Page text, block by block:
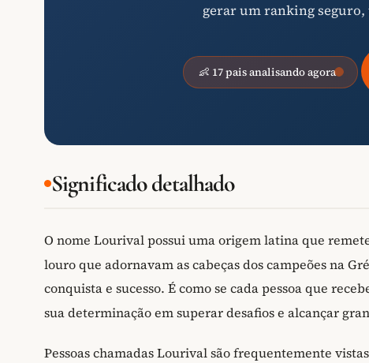
gerar um ranking
👶 17 pais analisando agora
Significado detalhado
O nome Lourival possui uma origem latina que
louro que adornavam as cabeças dos campeões na
conquista e sucesso. É como se cada pessoa que
sua determinação em superar desafios e alcançar
Pessoas chamadas Lourival são frequentemente